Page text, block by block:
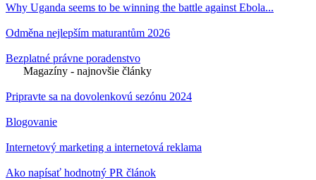
Why Uganda seems to be winning the battle against Ebola...
Odměna nejlepším maturantům 2026
Bezplatné právne poradenstvo
Magazíny - najnovšie články
Pripravte sa na dovolenkovú sezónu 2024
Blogovanie
Internetový marketing a internetová reklama
Ako napísať hodnotný PR článok